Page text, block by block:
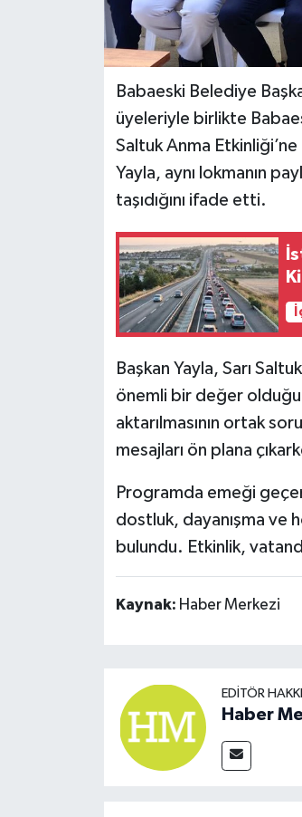
Babaeski Belediye
üyeleriyle birlikte
Saltuk Anma
Yayla, aynı lokmanın
taşıdığını ifade etti.
Başkan Yayla, Sarı
önemli bir değer
aktarılmasının ortak
mesajları ön plana
Programda emeği
dostluk, dayanışma ve
bulundu. Etkinlik,
Kaynak: Haber Merkezi
EDITÖR
Haber